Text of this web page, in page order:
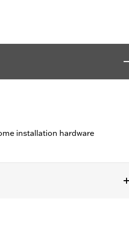
installation hardware